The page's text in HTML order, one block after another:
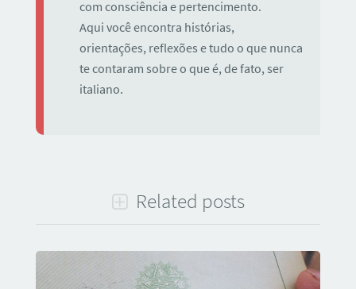
com consciência e pertencimento.
Aqui você encontra histórias,
orientações, reflexões e tudo o que nunca
te contaram sobre o que é, de fato, ser
italiano.
Related posts